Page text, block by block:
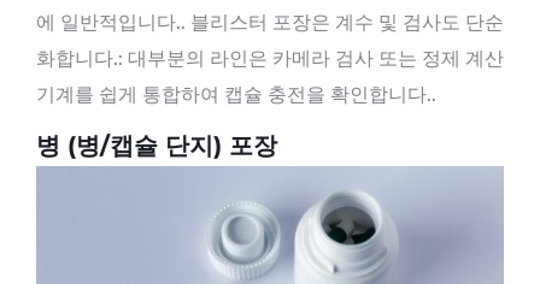
에 일반적입니다.. 블리스터 포장은 계수 및 검사도 단순
화합니다.: 대부분의 라인은 카메라 검사 또는 정제 계산
기계를 쉽게 통합하여 캡슐 충전을 확인합니다..
병 (병/캡슐 단지) 포장